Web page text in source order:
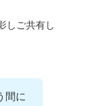
しご共有し
間に